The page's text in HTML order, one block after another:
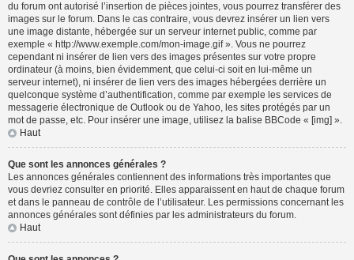
du forum ont autorisé l’insertion de pièces jointes, vous pourrez transférer des
images sur le forum. Dans le cas contraire, vous devrez insérer un lien vers
une image distante, hébergée sur un serveur internet public, comme par
exemple « http://www.exemple.com/mon-image.gif ». Vous ne pourrez
cependant ni insérer de lien vers des images présentes sur votre propre
ordinateur (à moins, bien évidemment, que celui-ci soit en lui-même un
serveur internet), ni insérer de lien vers des images hébergées derrière un
quelconque système d’authentification, comme par exemple les services de
messagerie électronique de Outlook ou de Yahoo, les sites protégés par un
mot de passe, etc. Pour insérer une image, utilisez la balise BBCode « [img] ».
Haut
Que sont les annonces générales ?
Les annonces générales contiennent des informations très importantes que
vous devriez consulter en priorité. Elles apparaissent en haut de chaque forum
et dans le panneau de contrôle de l’utilisateur. Les permissions concernant les
annonces générales sont définies par les administrateurs du forum.
Haut